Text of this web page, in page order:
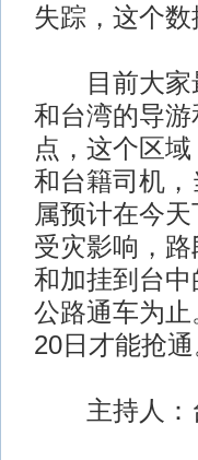
失踪，这个
目前大家最
和台湾的导
点，这个区
和台籍司机
属预计在今
受灾影响，
和加挂到台
公路通车为
20日才能抢通
主持人：